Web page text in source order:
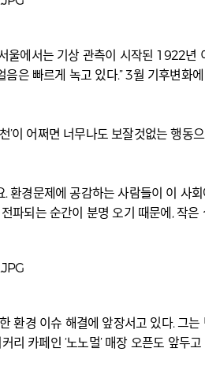
울에서는 기상 관측이 시작된 1922
은 빠르게 녹고 있다.” 3월 기후변화
이 어쩌면 너무나도 보잘것없는 행동
환경문제에 공감하는 사람들이 이
되는 순간이 분명 오기 때문에, 작
경 이슈 해결에 앞장서고 있다. 그
카페인 ‘노노멀’ 매장 오픈도 앞두고